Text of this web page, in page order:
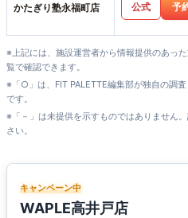
かたぎり塾永福町店 公式 予
※上記には、施設運営者から情報提供のあっ
覧で確認できます。
※「○」は、FIT PALETTE編集部が独自の調
です。
※「－」は未提供を示すものではありません
さい。
キャンペーン中
WAPLE高井戸店